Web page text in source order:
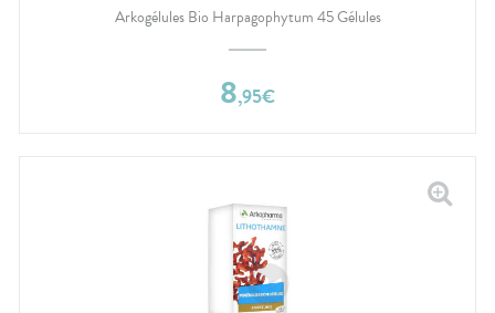
Arkogélules Bio Harpagophytum 45 Gélules
8,95€